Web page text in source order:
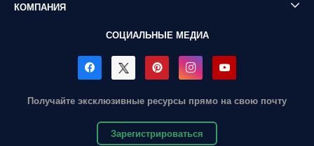
КОМПАНИЯ
СОЦИАЛЬНЫЕ МЕДИА
Получайте эксклюзивные ресурсы прямо на свою почту
Зарегистрироваться